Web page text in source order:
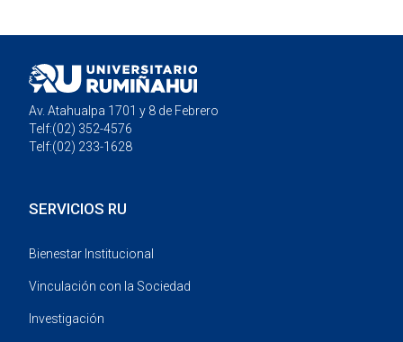
Av. Atahualpa 1701 y 8 de Febrero
Telf:(02) 352-4576
Telf:(02) 233-1628
SERVICIOS RU
Bienestar Institucional
Vinculación con la Sociedad
Investigación